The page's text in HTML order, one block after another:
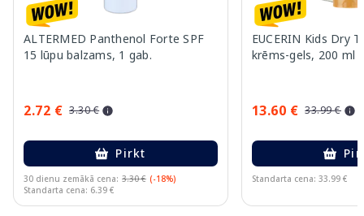
ALTERMED Panthenol Forte SPF
15 lūpu balzams, 1 gab.
2.72 € 3.30 €
Pirkt
30 dienu zemākā cena: 3.30 € (-18%)
Standarta cena: 6.39 €
EUCERIN Kids Dry
krēms-gels, 200 ml
13.60 € 33.99 €
Standarta cena: 33.99 €